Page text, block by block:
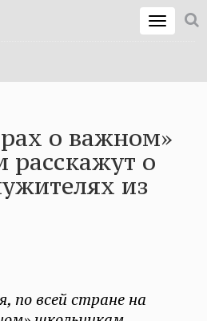
о важном»
о
из
по всей стране на